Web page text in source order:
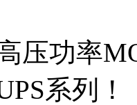
压功率
系列！